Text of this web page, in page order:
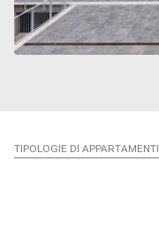
TIPOLOGIE DI APPARTAMENTI